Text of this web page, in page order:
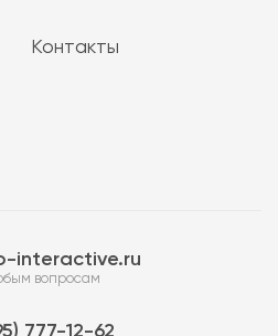
Контакты
interactive.ru
вопросам
777-12-62